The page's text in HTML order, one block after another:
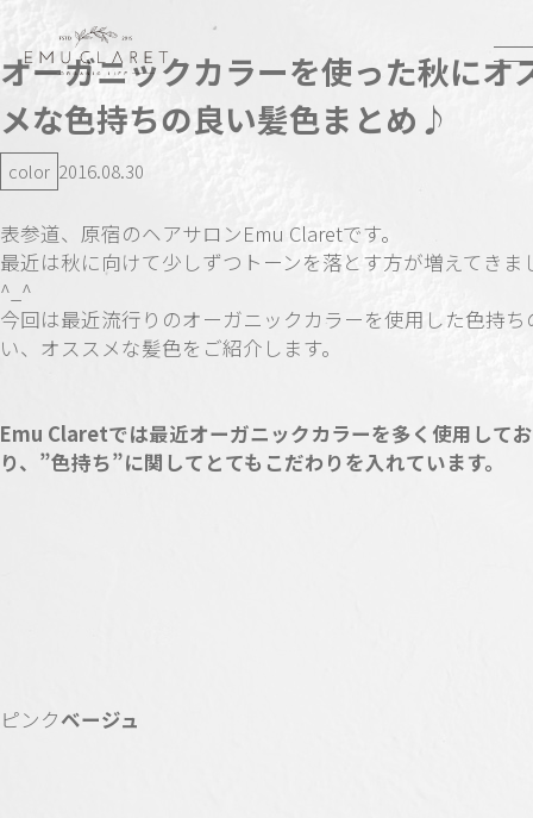
オーガニックカラーを使った秋にオ
メな色持ちの良い髪色まとめ♪
color 2016.08.30
表参道、原宿のヘアサロンEmu Claretです。
最近は秋に向けて少しずつトーンを落とす方が増えてきま
^_^
今回は最近流行りのオーガニックカラーを使用した色持ち
い、オススメな髪色をご紹介します。
Emu Claretでは最近オーガニックカラーを多く使用してお
り、”色持ち”に関してとてもこだわりを入れています。
ピンクベージュ